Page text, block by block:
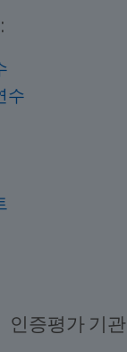
수
인증평가 기관